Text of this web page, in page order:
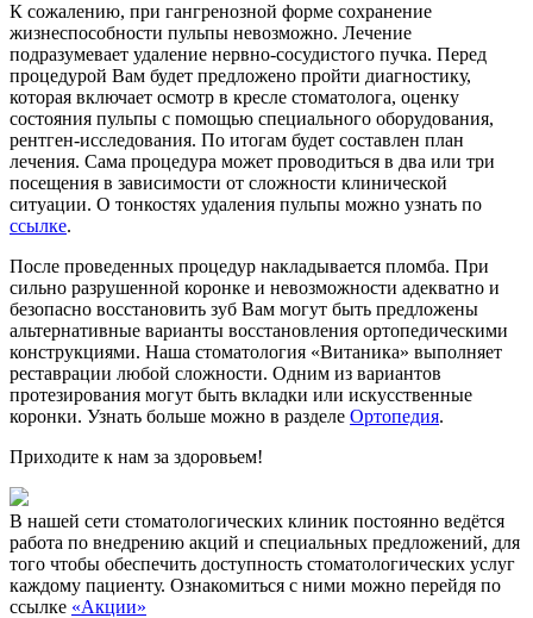
К сожалению, при гангренозной форме сохранение
жизнеспособности пульпы невозможно. Лечение
подразумевает удаление нервно-сосудистого пучка. Перед
процедурой Вам будет предложено пройти диагностику,
которая включает осмотр в кресле стоматолога, оценку
состояния пульпы с помощью специального оборудования,
рентген-исследования. По итогам будет составлен план
лечения. Сама процедура может проводиться в два или три
посещения в зависимости от сложности клинической
ситуации. О тонкостях удаления пульпы можно узнать по
ссылке.
После проведенных процедур накладывается пломба. При
сильно разрушенной коронке и невозможности адекватно и
безопасно восстановить зуб Вам могут быть предложены
альтернативные варианты восстановления ортопедическими
конструкциями. Наша стоматология «Витаника» выполняет
реставрации любой сложности. Одним из вариантов
протезирования могут быть вкладки или искусственные
коронки. Узнать больше можно в разделе Ортопедия.
Приходите к нам за здоровьем!
В нашей сети стоматологических клиник постоянно ведётся
работа по внедрению акций и специальных предложений, для
того чтобы обеспечить доступность стоматологических услуг
каждому пациенту. Ознакомиться с ними можно перейдя по
ссылке «Акции»